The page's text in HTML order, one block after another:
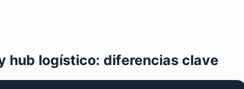
hub logístico: diferencias clave